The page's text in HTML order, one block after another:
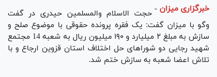
خبرگزاری میزان - حجت الاسلام والمسلمین حیدری در گفت
وگو با میزان گفت: یک فقره پرونده حقوقی با موضوع صلح و
سازش به مبلغ ۲ میلیارد و ۱۹۰ میلیون ریال به شعبه 14 مجتمع
شهید رجایی دو شوراهای حل اختلاف استان قزوین ارجاع و با
تلاش اعضا شعبه به سازش ختم شد.